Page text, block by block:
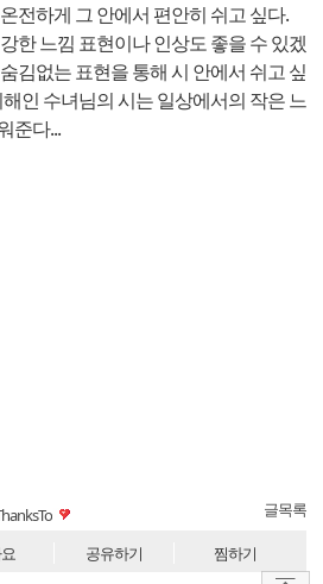
전하게 그 안에서 편안히 쉬고 싶다.
한 느낌 표현이나 인상도 좋을 수 있겠
김없는 표현을 통해 시 안에서 쉬고 싶
인 수녀님의 시는 일상에서의 작은 느
준다...
글목록
공유하기 찜하기